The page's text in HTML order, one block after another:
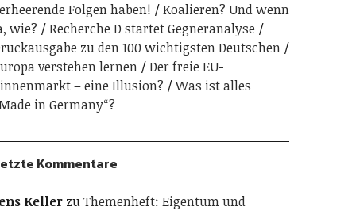
Folgen haben!
Koalieren? Und wenn
wie?
Recherche D startet Gegneranalyse
zu den 100 wichtigsten Deutschen
verstehen lernen
Der freie EU-
– eine Illusion?
Was ist alles
in Germany“?
Kommentare
KellerzuThemenheft: Eigentum und